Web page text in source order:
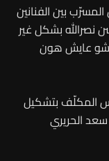
بين الفنانين
نصرالله بشكل غير
شو عايش هون
المكلّف بتشكيل
سعد الحريري